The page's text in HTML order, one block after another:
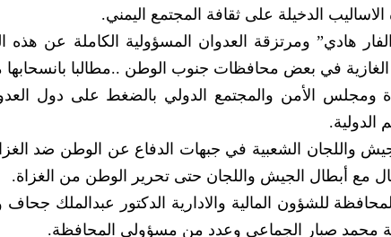
الدخيلة على ثقافة المجتمع اليمني.
هادي” ومرتزقة العدوان المسؤولية الكاملة عن هذه
الغازية في بعض محافظات جنوب الوطن ..مطالبا بانسحابها
ومجلس الأمن والمجتمع الدولي بالضغط على دول
الدولية.
واللجان الشعبية في جبهات الدفاع عن الوطن ضد
مع أبطال الجيش واللجان حتى تحرير الوطن من الغزاة.
للشؤون المالية والادارية الدكتور عبدالملك جحاف
محمد صبار الجماعي وعدد من مسؤولي المحافظة.